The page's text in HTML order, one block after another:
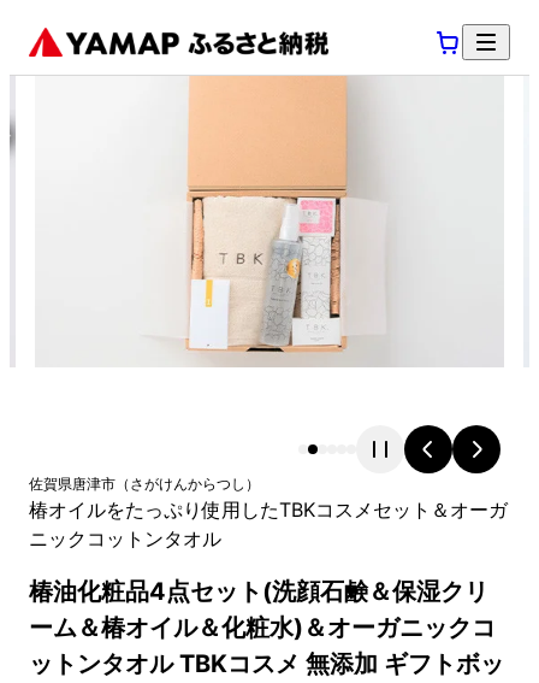
佐賀県唐津市 （ さがけんからつし ）
椿オイルをたっぷり使用したTBKコスメセット＆オーガ
ニックコットンタオル
椿油化粧品4点セット(洗顔石鹸＆保湿クリ
ーム＆椿オイル＆化粧水)＆オーガニックコ
ットンタオル TBKコスメ 無添加 ギフトボッ